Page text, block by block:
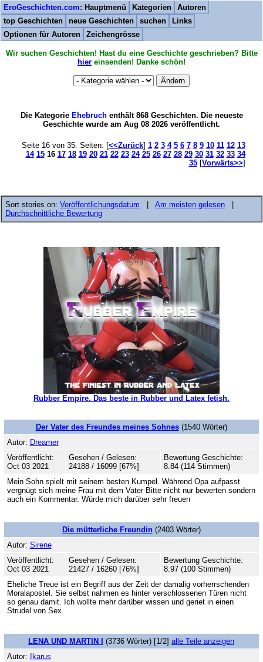
EroGeschichten.com: Hauptmenü Kategorien
Autoren
top Geschichten
neue Geschichten suchen
Links
Optionen für Autoren
Zeichengrösse
Wir suchen Geschichten! Hast du eine Geschichte geschrieben? Bitte
hier einsenden! Danke schön!
Die Kategorie Ehebruchenthält 868 Geschichten. Die neueste
Geschichte wurde am Aug 08 2026 veröffentlicht.
Seite 16 von 35. Seiten: [<<Zurück] 1 2 3 4 5 6 7 8 9 10 11 12 13
14 15 16 17 18 19 20 21 22 23 24 25 26 27 28 29 30 31 32 33 34
35[Vorwärts>>]
Sort stories on: Veröffentlichungsdatum Am meisten gelesen
Durchschnittliche Bewertung
Rubber Empire. Das beste in Rubber und Latex fetish.
Der Vater des Freundes meines Sohnes(1540 Wörter)
Autor: Dreamer
Veröffentlicht:
Oct 03 2021
Gesehen / Gelesen:
24188 / 16099 [67%]
Bewertung Geschichte:
8.84 (114 Stimmen)
Mein Sohn spielt mit seinem besten Kumpel. Während Opa aufpasst
vergnügt sich meine Frau mit dem Vater Bitte nicht nur bewerten sondern
auch ein Kommentar. Würde mich darüber sehr freuen
Die mütterliche Freundin(2403 Wörter)
Autor: Sirene
Veröffentlicht:
Oct 03 2021
Gesehen / Gelesen:
21427 / 16260 [76%]
Bewertung Geschichte:
8.97 (100 Stimmen)
Eheliche Treue ist ein Begriff aus der Zeit der damalig vorherrschenden
Moralapostel. Sie selbst nahmen es hinter verschlossenen Türen nicht
so genau damit. Ich wollte mehr darüber wissen und geriet in einen
Strudel von Sex.
LENA UND MARTIN I (3736 Wörter) [1/2] alle Teile anzeigen
Autor:
Ikarus